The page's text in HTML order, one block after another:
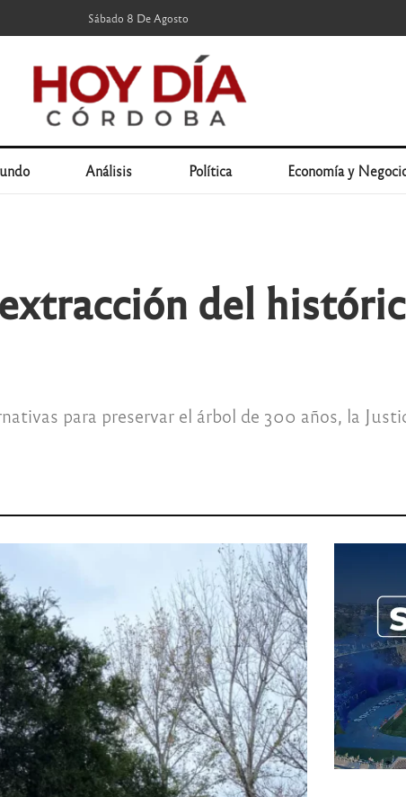
Sábado 8 De Agosto
Análisis Política Economía y
del
para preservar el árbol de 300 años, la